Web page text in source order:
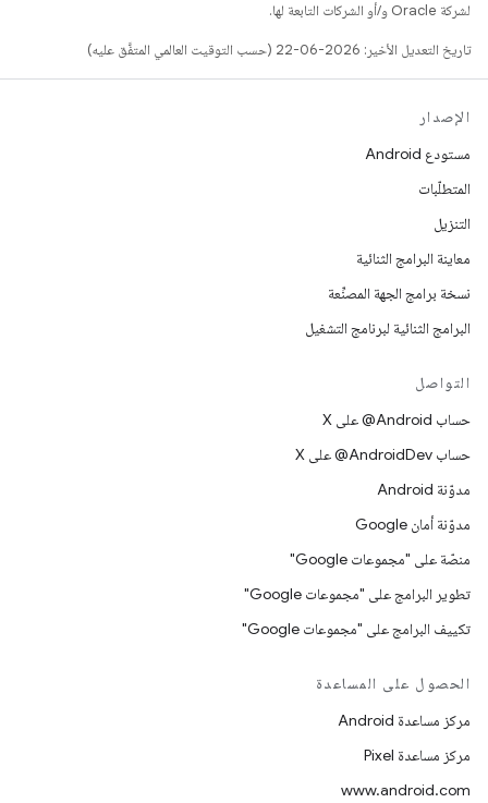
لشركة Oracle و/أو الشركات التابعة لها.
تاريخ التعديل الأخير: 2026-06-22 (حسب التوقيت العالمي المتفَّق عليه)
الإصدار
مستودع Android
المتطلّبات
التنزيل
معاينة البرامج الثنائية
نسخة برامج الجهة المصنِّعة
البرامج الثنائية لبرنامج التشغيل
التواصل
حساب ‎@Android على X
حساب ‎@AndroidDev على X
مدوّنة Android
مدوّنة أمان Google
منصّة على "مجموعات Google"
تطوير البرامج على "مجموعات Google"
تكييف البرامج على "مجموعات Google"
الحصول على المساعدة
مركز مساعدة Android
مركز مساعدة Pixel
www.android.com